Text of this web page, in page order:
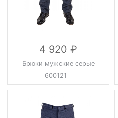
4 920
Брюки мужские серые
600121